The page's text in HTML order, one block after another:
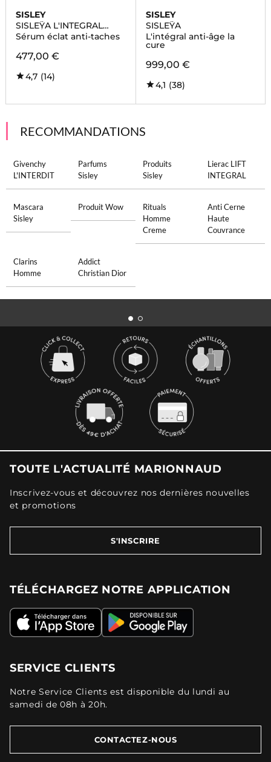
SISLEY
SISLEŸA L'INTEGRAL
ANTI-ÂGE
Sérum éclat anti-taches
477,00 €
4,7 (14)
SISLEY
SISLEŸA
L'intégral anti-âge la
cure
999,00 €
4,1 (38)
RECOMMANDATIONS
Givenchy
L'INTERDIT
Parfums
Sisley
Produits
Sisley
Lierac LIFT
INTEGRAL
Mascara
Sisley
Produit Wow
Rituals
Homme
Creme
Anti Cerne
Haute
Couvrance
Clarins
Homme
Addict
Christian Dior
TOUTE L'ACTUALITÉ MARIONNAUD
Inscrivez-vous et découvrez nos dernières nouvelles
et promotions
S'INSCRIRE
TÉLÉCHARGEZ NOTRE APPLICATION
SERVICE CLIENTS
Notre Service Clients est disponible du lundi au
samedi de 08h à 20h.
CONTACTEZ-NOUS